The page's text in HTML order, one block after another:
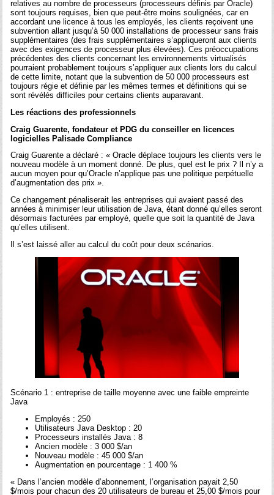
relatives au nombre de processeurs (processeurs définis par Oracle)
sont toujours requises, bien que peut-être moins soulignées, car en
accordant une licence à tous les employés, les clients reçoivent une
subvention allant jusqu’à 50 000 installations de processeur sans frais
supplémentaires (des frais supplémentaires s’appliqueront aux clients
avec des exigences de processeur plus élevées). Ces préoccupations
précédentes des clients concernant les environnements virtualisés
pourraient probablement toujours s’appliquer aux clients lors du calcul
de cette limite, notant que la subvention de 50 000 processeurs est
toujours régie et définie par les mêmes termes et définitions qui se
sont révélés difficiles pour certains clients auparavant.
Les réactions des professionnels
Craig Guarente, fondateur et PDG du conseiller en licences
logicielles Palisade Compliance
Craig Guarente a déclaré : « Oracle déplace toujours les clients vers le
nouveau modèle à un moment donné. De plus, quel est le prix ? Il n’y a
aucun moyen pour qu’Oracle n’applique pas une politique perpétuelle
d’augmentation des prix ».
Ce changement pénaliserait les entreprises qui avaient passé des
années à minimiser leur utilisation de Java, étant donné qu’elles seront
désormais facturées par employé, quelle que soit la quantité de Java
qu’elles utilisent.
Il s’est laissé aller au calcul du coût pour deux scénarios.
Scénario 1 : entreprise de taille moyenne avec une faible empreinte
Java
Employés : 250
Utilisateurs Java Desktop : 20
Processeurs installés Java : 8
Ancien modèle : 3 000 $/an
Nouveau modèle : 45 000 $/an
Augmentation en pourcentage : 1 400 %
« Dans l’ancien modèle d’abonnement, l’organisation payait 2,50
$/mois pour chacun des 20 utilisateurs de bureau et 25,00 $/mois pour